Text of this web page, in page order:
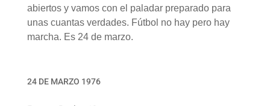
abiertos y vamos con el paladar preparado para
unas cuantas verdades. Fútbol no hay pero hay
marcha. Es 24 de marzo.
24 DE MARZO 1976